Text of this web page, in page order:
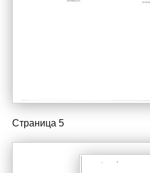
Страница 5